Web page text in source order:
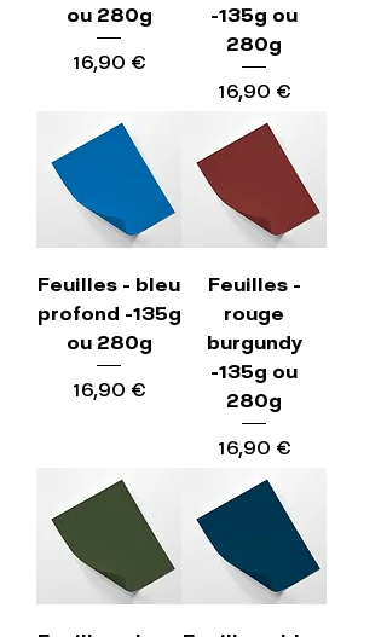
ou 280g
Precio
16,90 €
-135g ou
280g
Precio
16,90 €
Feuilles - bleu
profond -135g
ou 280g
Precio
16,90 €
Feuilles -
rouge
burgundy
-135g ou
280g
Precio
16,90 €